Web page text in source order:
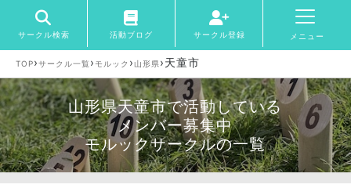
サークル検索 活動ブログ サークル登録 メニュー
TOP›サークル一覧 ›モルック ›山形県›天童市
山形県天童市で活動している
メンバー募集中
モルックサークルの一覧